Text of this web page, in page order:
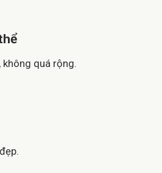
không quá rộng.